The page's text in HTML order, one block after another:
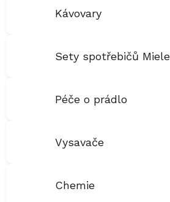
Kávovary
Sety spotřebičů Miele
Péče o prádlo
Vysavače
Chemie